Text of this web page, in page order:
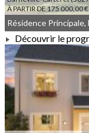
À PARTIR DE 175 000,00 €
À PARTIR DE
Résidence
Découvrir le